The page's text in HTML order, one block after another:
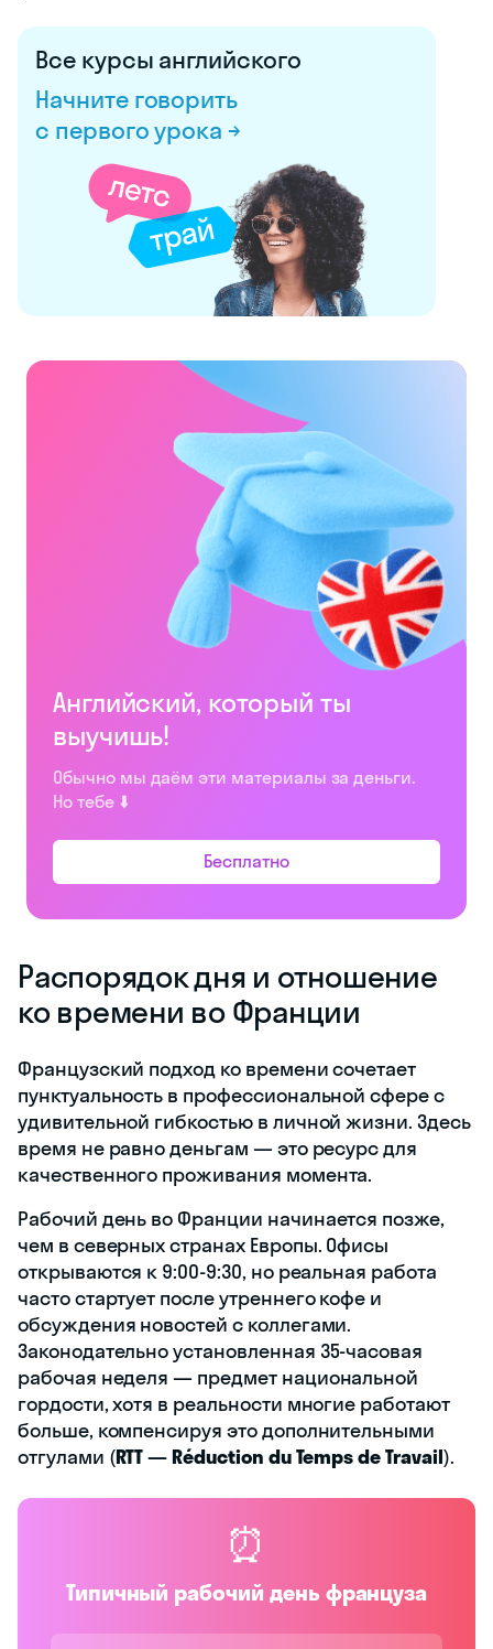
Все курсы английского
Начните говорить
с первого урока →
Английский, который ты
выучишь!
Обычно мы даём эти материалы за деньги.
Но тебе ⬇️
Бесплатно
Распорядок дня и отношение
ко времени во Франции
Французский подход ко времени сочетает
пунктуальность в профессиональной сфере с
удивительной гибкостью в личной жизни. Здесь
время не равно деньгам — это ресурс для
качественного проживания момента.
Рабочий день во Франции начинается позже,
чем в северных странах Европы. Офисы
открываются к 9:00-9:30, но реальная работа
часто стартует после утреннего кофе и
обсуждения новостей с коллегами.
Законодательно установленная 35-часовая
рабочая неделя — предмет национальной
гордости, хотя в реальности многие работают
больше, компенсируя это дополнительными
отгулами (RTT — Réduction du Temps de Travail).
⏰
Типичный рабочий день француза